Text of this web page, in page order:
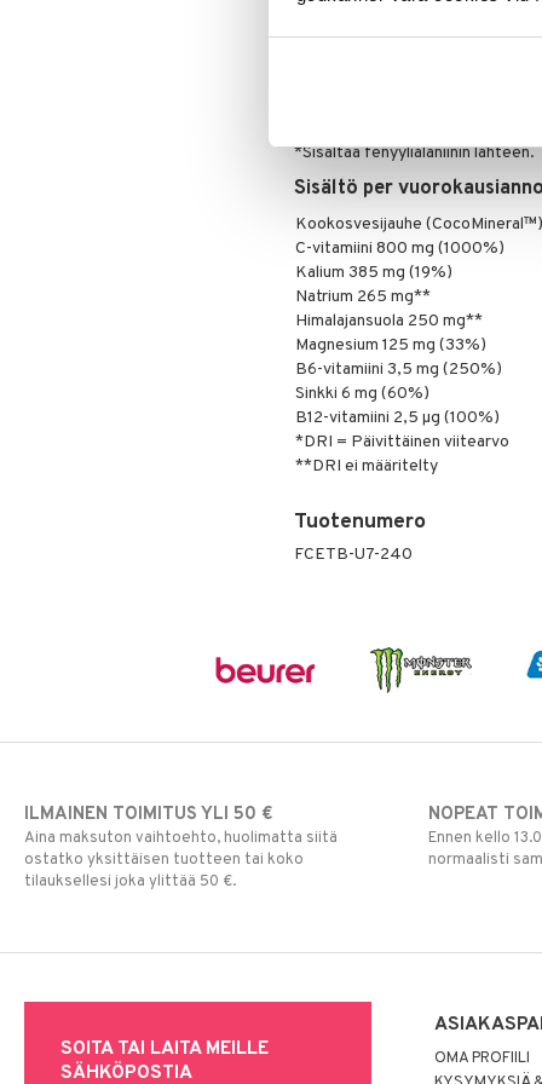
Ainesosat
Kookosvesijauhe,
(kaliumsitraatti,
maltodekstriini, natriumsitraatti,
*Sisältää fenyylialaniinin lähteen.
Sisältö per
Kookosvesijauhe
C-vitamiini 800 mg (1000%)
Kalium 385 mg (19%)
Natrium 265 mg**
Himalajansuola 250 mg**
Magnesium 125 mg (33%)
B6-vitamiini 3,5 mg (250%)
Sinkki 6 mg (60%)
B12-vitamiini 2,5 µg (100%)
*DRI = Päivittäinen viitearvo
**DRI ei määritelty
Tuotenumero
FCETB-U7-240
ILMAINEN TOIMITUS YLI 50 €
Aina maksuton vaihtoehto, huolimatta siitä
ostatko yksittäisen tuotteen tai koko
tilauksellesi joka ylittää 50 €.
NOPEAT
Ennen kello
normaalisti
SOITA TAI LAITA MEILLE
SÄHKÖPOSTIA
OMA PROFIILI